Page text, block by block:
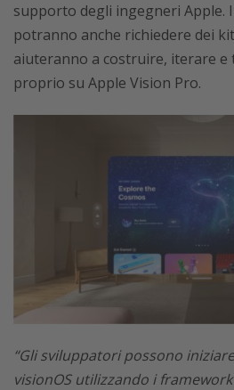
supporto degli ingegneri Apple.
potranno anche richiedere dei
aiuteranno a costruire, iterare e
proprio su Apple Vision Pro.
“Gli sviluppatori possono
visionOS utilizzando i